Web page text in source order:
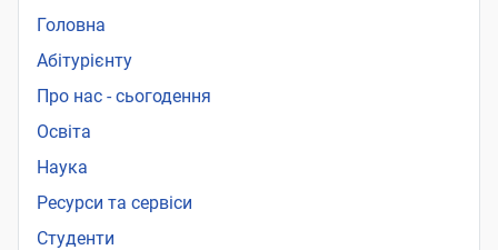
Головна
Абітурієнту
Про нас - сьогодення
Освіта
Наука
Ресурси та сервіси
Студенти